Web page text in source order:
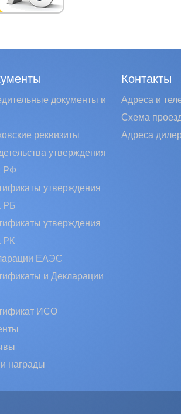
документы и
реквизиты
утверждения
РФ
утверждения
РБ
утверждения
РК
ЕАЭС
и Декларации
ИСО
награды
Контакты
Адреса и
Схема
Адреса